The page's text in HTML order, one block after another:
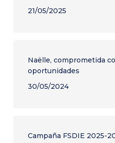
21/05/2025
Naëlle, comprometida
oportunidades
30/05/2024
Campaña FSDIE 2025-